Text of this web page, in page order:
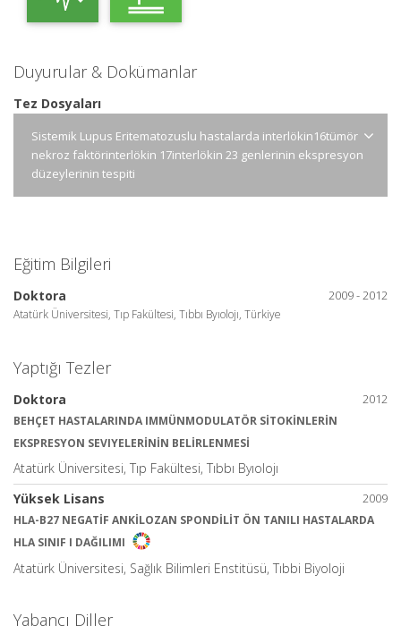
Duyurular & Dokümanlar
Tez Dosyaları
Sistemik Lupus Eritematozuslu hastalarda interlökin16tümör
nekroz faktörinterlökin 17interlökin 23 genlerinin ekspresyon
düzeylerinin tespiti
Eğitim Bilgileri
2009 - 2012
Doktora
Atatürk Üniversitesi, Tıp Fakültesi, Tıbbı Byıolojı, Türkiye
Yaptığı Tezler
2012
Doktora
BEHÇET HASTALARINDA IMMÜNMODULATÖR SİTOKİNLERİN
EKSPRESYON SEVIYELERİNİN BELİRLENMESİ
Atatürk Üniversitesi, Tıp Fakültesi, Tıbbı Byıolojı
2009
Yüksek Lisans
HLA-B27 NEGATİF ANKİLOZAN SPONDİLİT ÖN TANILI HASTALARDA
HLA SINIF I DAĞILIMI
Atatürk Üniversitesi, Sağlık Bilimleri Enstitüsü, Tıbbi Biyoloji
Yabancı Diller